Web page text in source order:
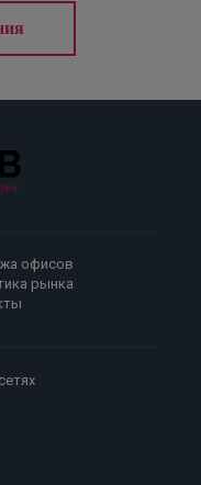
офисов
рынка